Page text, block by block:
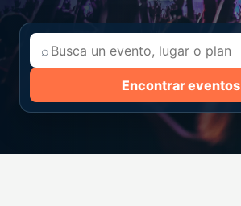
⌕
Encontrar eventos